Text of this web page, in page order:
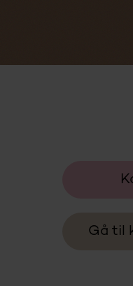
Gå til